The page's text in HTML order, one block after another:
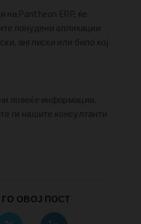
на Pantheon ERP, ќе
понудени апликации
англиски или било кој
повеќе информации,
ги нашите консултанти
ОВОЈ ПОСТ